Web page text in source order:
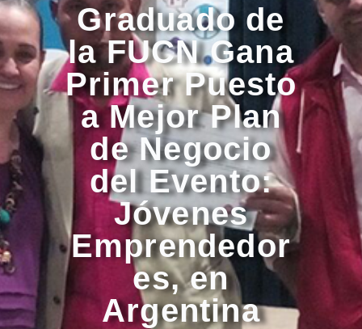
Graduado de
la FUCN Gana
Primer Puesto
a Mejor Plan
de Negocio
del Evento:
Jóvenes
Emprendedor
es, en
Argentina